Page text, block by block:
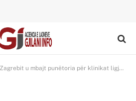
punëtoria për klinikat ligjore në kuadër të projektit ENEMLOS